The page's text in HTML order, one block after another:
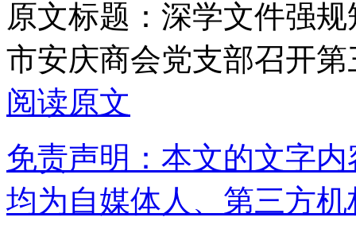
原文标题： 深学文件强
市安庆商会党支部召开
阅读原文
免责声明：本文的文字
均为自媒体人、第三方